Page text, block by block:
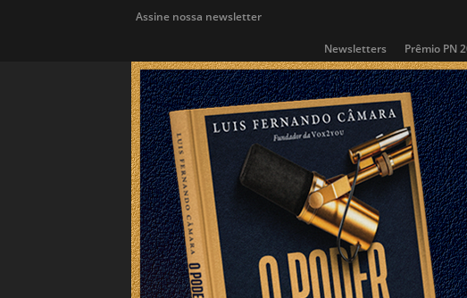
Assine nossa newsletter
Newsletters Prêmio PN